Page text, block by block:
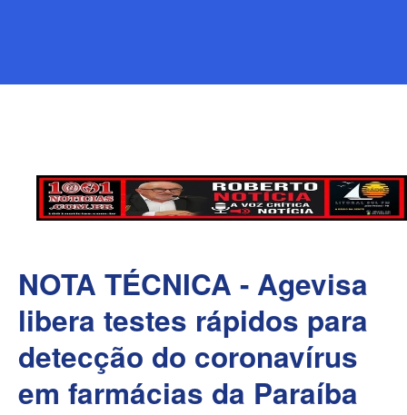
NOTA TÉCNICA - Agevisa
libera testes rápidos para
detecção do coronavírus
em farmácias da Paraíba